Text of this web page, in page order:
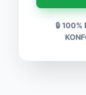
🔒 100%